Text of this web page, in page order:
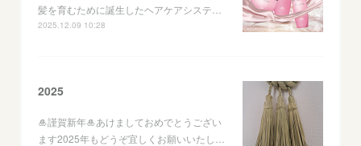
髪を育むために誕生したヘアケアシステ…
2025.12.09 10:28
2025
🎍謹賀新年🎍あけましておめでとうござい
ます2025年もどうぞ宜しくお願いいたし…